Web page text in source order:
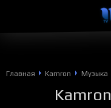
Главная Kamron Музыка
Kamron